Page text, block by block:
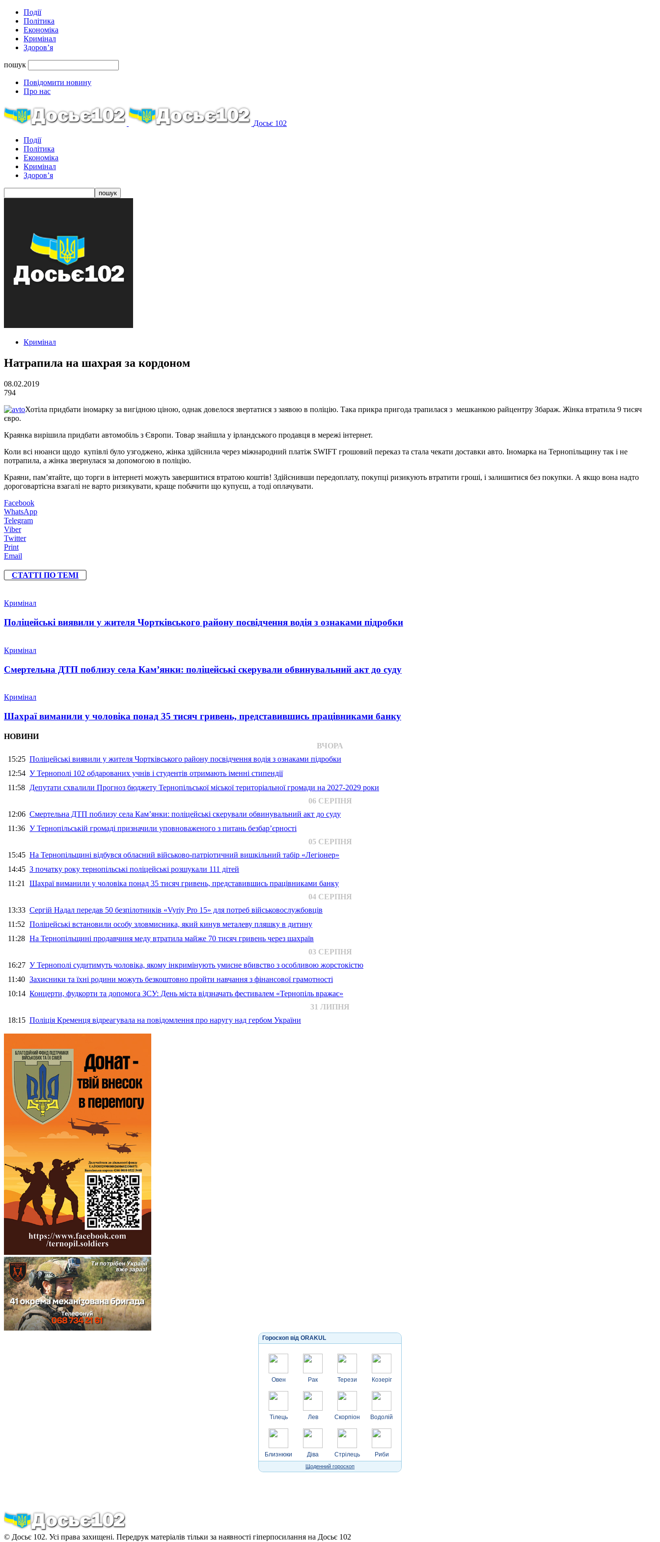
Події
Політика
Економіка
Кримінал
Здоров’я
пошук
Повідомити новину
Про нас
Досьє 102
Події
Політика
Економіка
Кримінал
Здоров’я
Кримінал
Натрапила на шахрая за кордоном
08.02.2019
794
Хотіла придбати іномарку за вигідною ціною, однак довелося звертатися з заявою в поліцію. Така прикра пригода трапилася з мешканкою райцентру Збараж. Жінка втратила 9 тисяч
євро.
Краянка вирішила придбати автомобіль з Європи. Товар знайшла у ірландського продавця в мережі інтернет.
Коли всі нюанси щодо купівлі було узгоджено, жінка здійснила через міжнародний платіж SWIFT грошовий переказ та стала чекати доставки авто. Іномарка на Тернопільщину так і не
потрапила, а жінка звернулася за допомогою в поліцію.
Краяни, пам’ятайте, що торги в інтернеті можуть завершитися втратою коштів! Здійснивши передоплату, покупці ризикують втратити гроші, і залишитися без покупки. А якщо вона надто
дороговартісна взагалі не варто ризикувати, краще побачити що купуєш, а тоді оплачувати.
Facebook
WhatsApp
Telegram
Viber
Twitter
Print
Email
СТАТТІ ПО ТЕМІ
Кримінал
Поліцейські виявили у жителя Чортківського району посвідчення водія з ознаками підробки
Кримінал
Смертельна ДТП поблизу села Кам’янки: поліцейські скерували обвинувальний акт до суду
Кримінал
Шахраї виманили у чоловіка понад 35 тисяч гривень, представившись працівниками банку
НОВИНИ
ВЧОРА
15:25 Поліцейські виявили у жителя Чортківського району посвідчення водія з ознаками підробки
12:54 У Тернополі 102 обдарованих учнів і студентів отримають іменні стипендії
11:58 Депутати схвалили Прогноз бюджету Тернопільської міської територіальної громади на 2027-2029 роки
06 СЕРПНЯ
12:06 Смертельна ДТП поблизу села Кам’янки: поліцейські скерували обвинувальний акт до суду
11:36 У Тернопільській громаді призначили уповноваженого з питань безбар’єрності
05 СЕРПНЯ
15:45 На Тернопільщині відбувся обласний військово-патріотичний вишкільний табір «Легіонер»
14:45 З початку року тернопільські поліцейські розшукали 111 дітей
11:21 Шахраї виманили у чоловіка понад 35 тисяч гривень, представившись працівниками банку
04 СЕРПНЯ
13:33 Сергій Надал передав 50 безпілотників «Vyriy Pro 15» для потреб військовослужбовців
11:52 Поліцейські встановили особу зловмисника, який кинув металеву пляшку в дитину
11:28 На Тернопільщині продавчиня меду втратила майже 70 тисяч гривень через шахраїв
03 СЕРПНЯ
16:27 У Тернополі судитимуть чоловіка, якому інкримінують умисне вбивство з особливою жорстокістю
11:40 Захисники та їхні родини можуть безкоштовно пройти навчання з фінансової грамотності
10:14 Концерти, фудкорти та допомога ЗСУ: День міста відзначать фестивалем «Тернопіль вражає»
31 ЛИПНЯ
18:15 Поліція Кременця відреагувала на повідомлення про наругу над гербом України
Гороскоп від ORAKUL
Овен
Тілець
Близнюки
Рак
Лев
Діва
Терези
Скорпіон
Стрілець
Козеріг
Водолій
Риби
Щоденний гороскоп
© Досьє 102. Усі права захищені. Передрук матеріалів тільки за наявності гіперпосилання на Досьє 102